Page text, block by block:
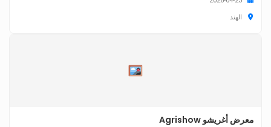
الهند
معرض أغريشو Agrishow